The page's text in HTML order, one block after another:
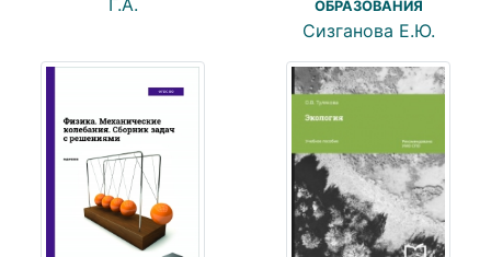
ОБРАЗОВАНИЯ
Сизганова Е.Ю.